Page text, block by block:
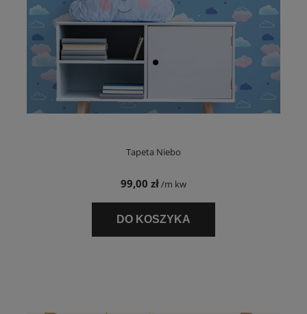
Tapeta Niebo
99,00 zł/m kw
DO KOSZYKA